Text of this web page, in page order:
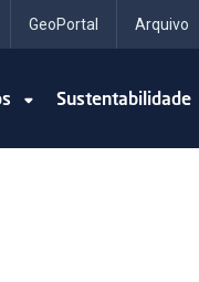
GeoPortal Arquivo
Sustentabilidade